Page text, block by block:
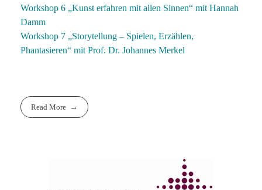
Workshop 6 „Kunst erfahren mit allen Sinnen“ mit Hannah
Damm
Workshop 7 „Storytellung – Spielen, Erzählen,
Phantasieren“ mit Prof. Dr. Johannes Merkel
Read More